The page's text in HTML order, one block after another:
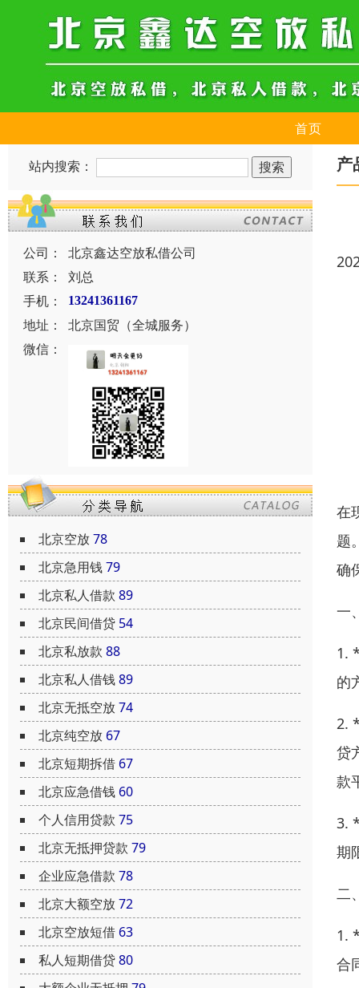
首页
站内搜索：
公司：
北京鑫达空放私借公司
联系：
刘总
手机：
13241361167
地址：
北京国贸（全城服务）
微信：
北京空放78
北京急用钱79
北京私人借款 89
北京民间借贷 54
北京私放款 88
北京私人借钱89
北京无抵空放74
北京纯空放 67
北京短期拆借 67
北京应急借钱 60
个人信用贷款 75
北京无抵押贷款 79
企业应急借款 78
北京大额空放72
北京空放短借 63
私人短期借贷80
产
在
题
确
一
1.
的
2.
贷
款
3.
期
二
1.
合